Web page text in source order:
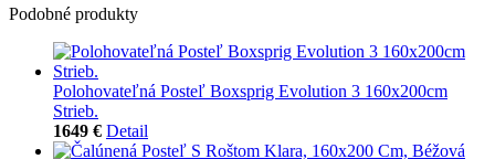
Podobné produkty
Polohovateľná Posteľ Boxsprig Evolution 3 160x200cm
Strieb.
1649 € Detail